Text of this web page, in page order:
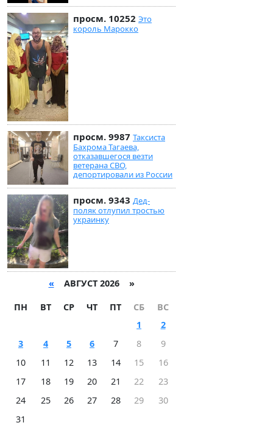
просм. 10252 Это
король Марокко
просм. 9987 Таксиста
Бахрома Тагаева,
отказавшегося везти
ветерана СВО,
депортировали из России
просм. 9343 Дед-
поляк отлупил тростью
украинку
« АВГУСТ 2026 »
ПН ВТ СР ЧТ ПТ СБ
ВС
1
2
3
4 5 6 7 8
9
10
11 12 13 14 15
16
17
18 19 20 21 22
23
24
25 26 27 28 29
30
31